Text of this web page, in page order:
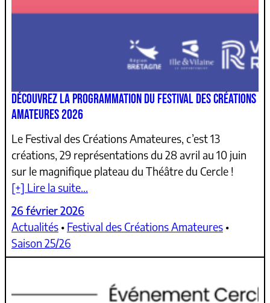
DÉCOUVREZ LA PROGRAMMATION DU FESTIVAL DES CRÉATIONS
AMATEURES 2026
Le Festival des Créations Amateures, c’est 13
créations, 29 représentations du 28 avril au 10 juin
sur le magnifique plateau du Théâtre du Cercle !
[+] Lire la suite…
26 février 2026
Actualités • Festival des Créations Amateures •
Saison 25/26